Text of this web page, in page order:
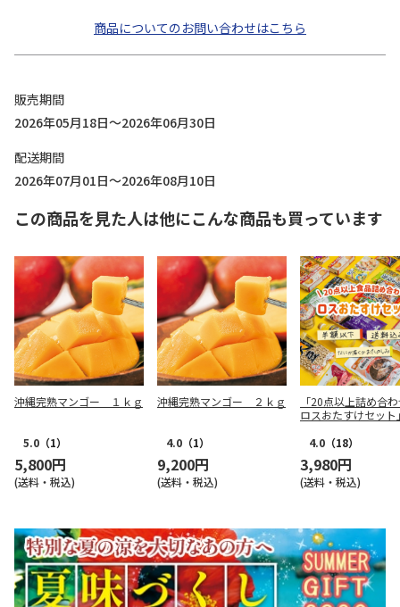
商品についてのお問い合わせはこちら
販売期間
2026年05月18日～2026年06月30日
配送期間
2026年07月01日～2026年08月10日
この商品を見た人は他にこんな商品も買っています
沖縄完熟マンゴー １ｋｇ
5.0 （1）
5,800円
(送料・税込)
沖縄完熟マンゴー ２ｋｇ
4.0 （1）
9,200円
(送料・税込)
「20点以上詰め合
ロスおたすけセット
4.0 （18）
3,980円
(送料・税込)